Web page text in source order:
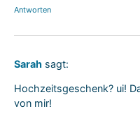
Antworten
Sarah sagt:
Hochzeitsgeschenk? ui!
von mir!